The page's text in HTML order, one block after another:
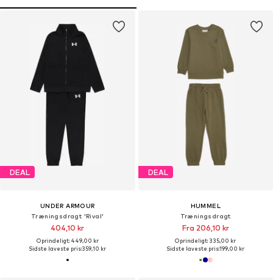
DEAL
UNDER ARMOUR
Træningsdragt 'Rival'
404,10 kr
Oprindeligt: 449,00 kr
Sidste laveste pris:359,10 kr
DEAL
HUMMEL
Træningsdragt
Fra 206,10 kr
Oprindeligt: 335,00 kr
Sidste laveste pris:199,00 kr